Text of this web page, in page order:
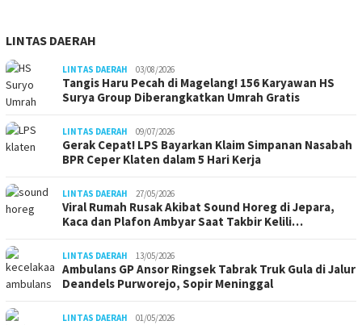
LINTAS DAERAH
LINTAS DAERAH 03/08/2026
Tangis Haru Pecah di Magelang! 156 Karyawan HS
Surya Group Diberangkatkan Umrah Gratis
LINTAS DAERAH 09/07/2026
Gerak Cepat! LPS Bayarkan Klaim Simpanan Nasabah
BPR Ceper Klaten dalam 5 Hari Kerja
LINTAS DAERAH 27/05/2026
Viral Rumah Rusak Akibat Sound Horeg di Jepara,
Kaca dan Plafon Ambyar Saat Takbir Kelili…
LINTAS DAERAH 13/05/2026
Ambulans GP Ansor Ringsek Tabrak Truk Gula di Jalur
Deandels Purworejo, Sopir Meninggal
LINTAS DAERAH 01/05/2026